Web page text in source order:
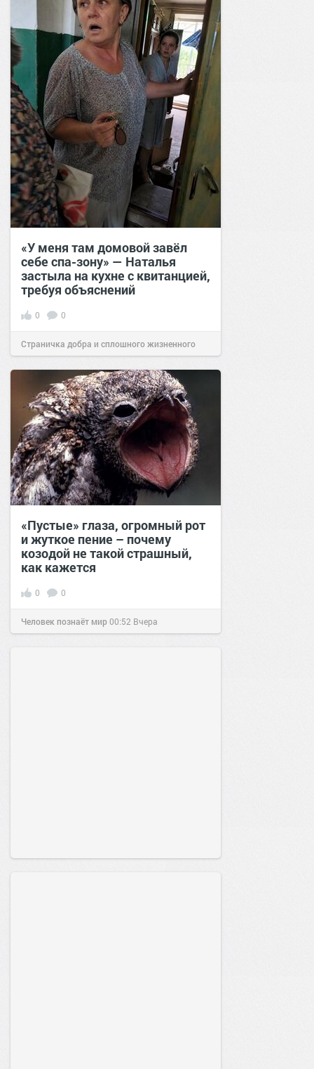
«У меня там домовой завёл
себе спа-зону» — Наталья
застыла на кухне с квитанцией,
требуя объяснений
0 0
Страничка добра и сплошного жизненного
позитива!00:28Вчера
«Пустые» глаза, огромный рот
и жуткое пение – почему
козодой не такой страшный,
как кажется
0 0
Человек познаёт мир00:52 Вчера